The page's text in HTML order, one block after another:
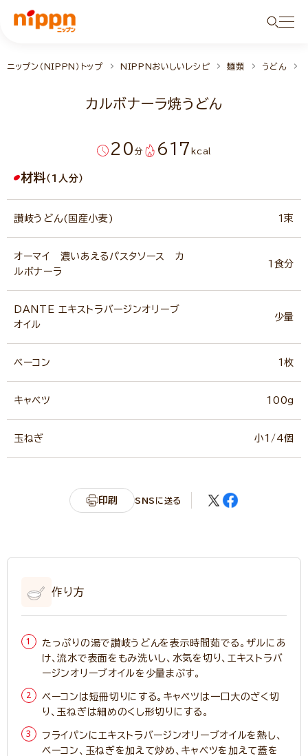
ニップン（NIPPN）トップ NIPPNおいしいレシピ 麺類 うどん
カルボナーラ焼うどん
20 分 617kcal
材料（1人分）
讃岐うどん(国産小麦) 1束
オーマイ 濃いあえるパスタソース カ
ルボナーラ
1食分
DANTE エキストラバージンオリーブ
オイル
少量
ベーコン 1枚
キャベツ 100g
玉ねぎ 小1/4個
印刷 SNSに送る
作り方
たっぷりの湯で讃岐うどんを表示時間茹でる。ザルにあ
け、流水で表面をもみ洗いし、水気を切り、エキストラバ
ージンオリーブオイルを少量まぶす。
ベーコンは短冊切りにする。キャベツは一口大のざく切
り、玉ねぎは細めのくし形切りにする。
フライパンにエキストラバージンオリーブオイルを熱し、
ベーコン、玉ねぎを加えて炒め、キャベツを加えて蓋を